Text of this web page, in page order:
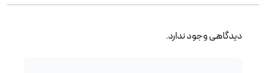
دیدگاهی وجود ندارد.